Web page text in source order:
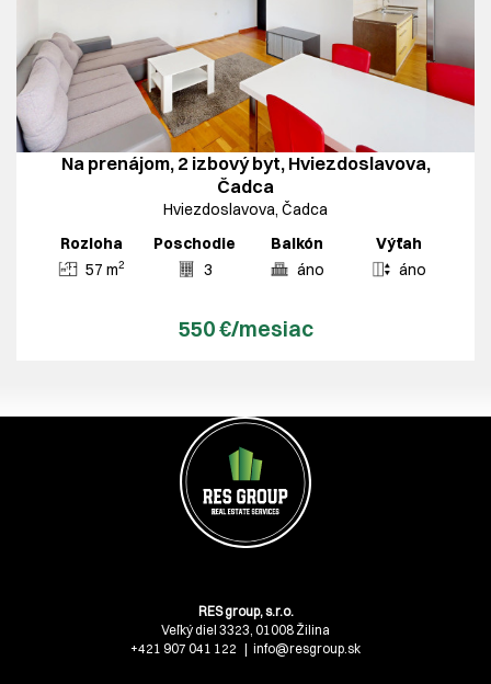
Na prenájom, 2 izbový byt, Hviezdoslavova,
Čadca
Hviezdoslavova, Čadca
Rozloha
57 m2
Poschodie
3
Balkón
áno
Výťah
áno
550 €/mesiac
RES group, s.r.o.
Veľký diel 3323, 01008 Žilina
+421 907 041 122
info@resgroup.sk